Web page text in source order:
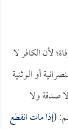
لأن الكافر لا
أو الوثنية
صدقة ولا
(إذا مات انقطع